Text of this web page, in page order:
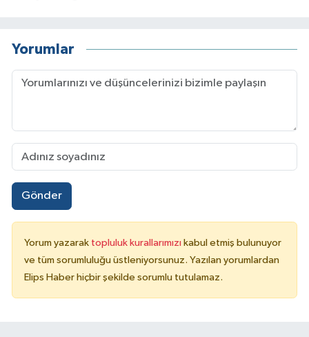
Yorumlar
Gönder
Yorum yazarak topluluk kurallarımızı kabul etmiş bulunuyor
ve tüm sorumluluğu üstleniyorsunuz. Yazılan yorumlardan
Elips Haber hiçbir şekilde sorumlu tutulamaz.